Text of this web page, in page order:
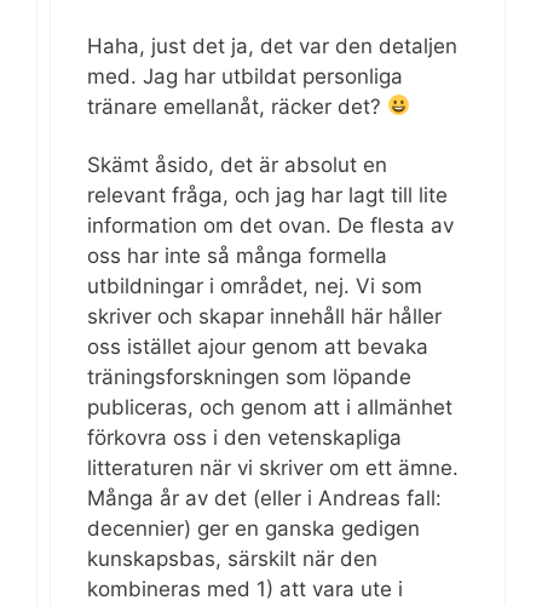
Haha, just det ja, det var den detaljen
med. Jag har utbildat personliga
tränare emellanåt, räcker det?
Skämt åsido, det är absolut en
relevant fråga, och jag har lagt till lite
information om det ovan. De flesta av
oss har inte så många formella
utbildningar i området, nej. Vi som
skriver och skapar innehåll här håller
oss istället ajour genom att bevaka
träningsforskningen som löpande
publiceras, och genom att i allmänhet
förkovra oss i den vetenskapliga
litteraturen när vi skriver om ett ämne.
Många år av det (eller i Andreas fall:
decennier) ger en ganska gedigen
kunskapsbas, särskilt när den
kombineras med 1) att vara ute i